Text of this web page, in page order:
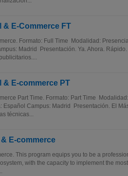
& E-Commerce FT
Formato: Full Time Modalidad:
Madrid Presentación. Ya. Ahora.
& E-commerce PT
Part Time. Formato: Part Time
Español Campus: Madrid Presentación. El
técnicas...
E-commerce
This program equips you to be a
with the capacity to implement the